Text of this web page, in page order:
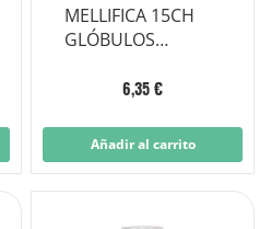
MELLIFICA 15CH
GLÓBULOS
6,35 €
Añadir al carrito